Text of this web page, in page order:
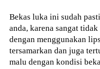
Bekas luka ini sudah
anda, karena sangat
dengan menggunakan
tersamarkan dan juga
malu dengan kondisi